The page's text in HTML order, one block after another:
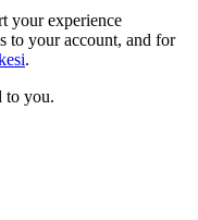
your experience
to your account, and for
.
to you.